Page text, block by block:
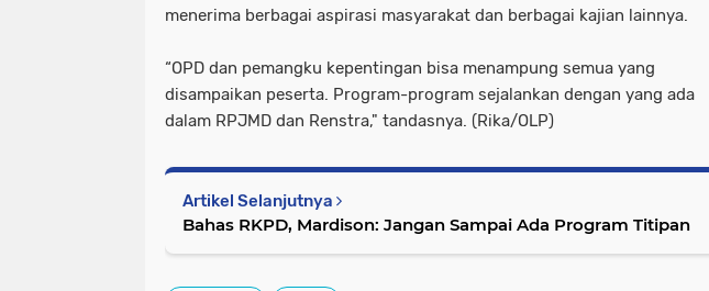
menerima berbagai aspirasi masyarakat dan berbagai kajian lainnya.
“OPD dan pemangku kepentingan bisa menampung semua yang
disampaikan peserta. Program-program sejalankan dengan yang ada
dalam RPJMD dan Renstra," tandasnya. (Rika/OLP)
Artikel Selanjutnya
Bahas RKPD, Mardison: Jangan Sampai Ada Program Titipan